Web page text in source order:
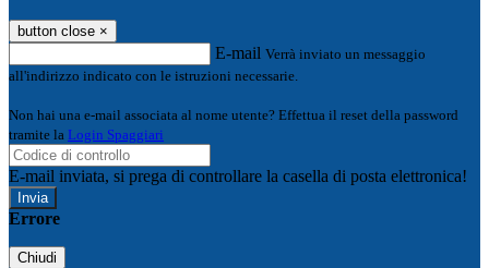
button close ×
E-mail Verrà inviato un messaggio
all'indirizzo indicato con le istruzioni necessarie.
Non hai una e-mail associata al nome utente? Effettua il reset della password
tramite la Login Spaggiari
E-mail inviata, si prega di controllare la casella di posta elettronica!
Errore
Chiudi